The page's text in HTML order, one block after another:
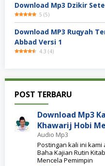
Download Mp3 Dzikir
5 (5)
Download MP3 Ruqyah
Abbad Versi 1
4.3 (4)
Shop
Ceramah
Ustadz
POST TERBARU
Download Mp3
Khawarij Hobi
Audio Mp3
Postingan kali ini kami
Baha Kajian Rutin
Mencela Pemimpin